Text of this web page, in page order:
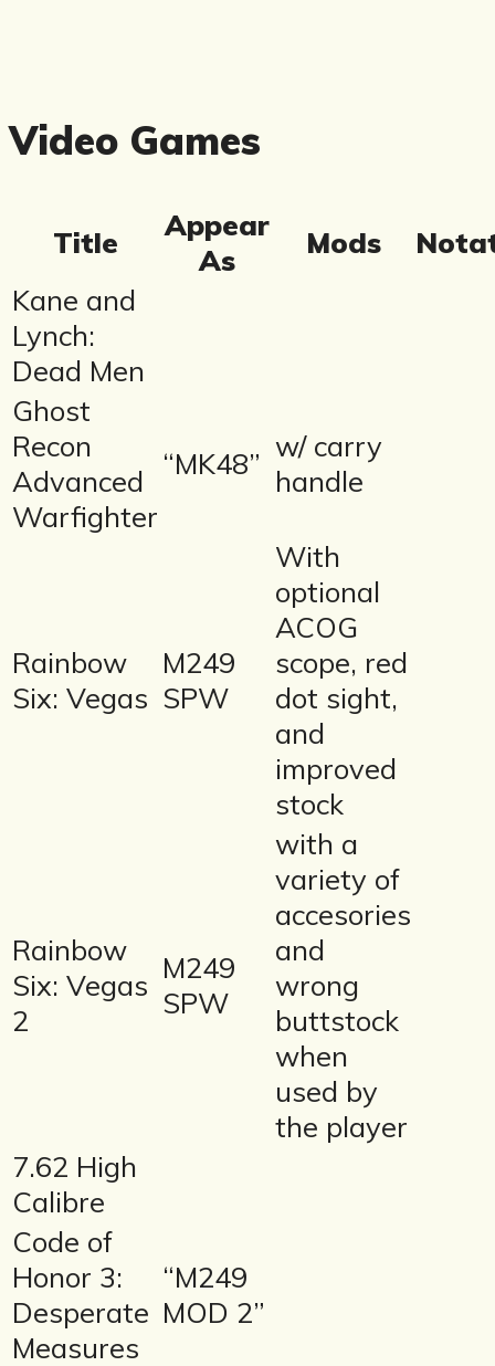
Video Games
Title
Appear
As
Mods
Kane and
Lynch:
Dead Men
Ghost
Recon
Advanced
Warfighter
“MK48” w/ carry
handle
Rainbow
Six: Vegas
M249
SPW
With
optional
ACOG
scope, red
dot sight,
and
improved
stock
Rainbow
Six: Vegas
2
M249
SPW
with a
variety of
accesories
and
wrong
buttstock
when
used by
the player
7.62 High
Calibre
Code of
Honor 3:
Desperate
Measures
“M249
MOD 2”